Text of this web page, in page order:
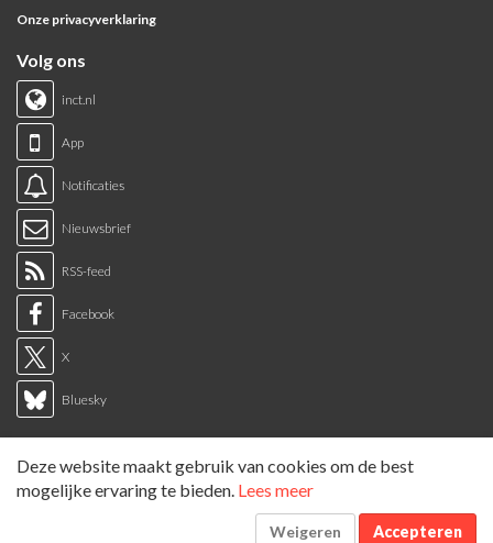
Onze privacyverklaring
Volg ons
inct.nl
App
Notificaties
Nieuwsbrief
RSS-feed
Facebook
X
Bluesky
Sitemap
Tags overzicht
Deze website maakt gebruik van cookies om de best
mogelijke ervaring te bieden. Lees meer
Weigeren Accepteren